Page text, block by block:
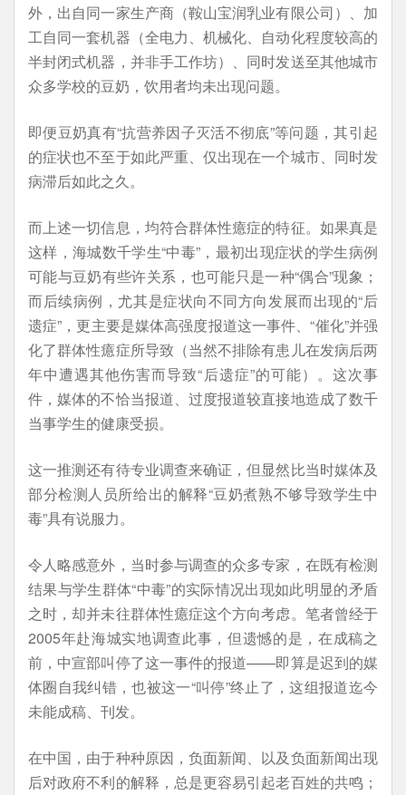
外，出自同一家生产商（鞍山宝润乳业有限公司）、加
工自同一套机器（全电力、机械化、自动化程度较高的
半封闭式机器，并非手工作坊）、同时发送至其他城市
众多学校的豆奶，饮用者均未出现问题。
即便豆奶真有“抗营养因子灭活不彻底”等问题，其引起
的症状也不至于如此严重、仅出现在一个城市、同时发
病滞后如此之久。
而上述一切信息，均符合群体性癔症的特征。如果真是
这样，海城数千学生“中毒”，最初出现症状的学生病例
可能与豆奶有些许关系，也可能只是一种“偶合”现象；
而后续病例，尤其是症状向不同方向发展而出现的“后
遗症”，更主要是媒体高强度报道这一事件、“催化”并强
化了群体性癔症所导致（当然不排除有患儿在发病后两
年中遭遇其他伤害而导致“后遗症”的可能）。这次事
件，媒体的不恰当报道、过度报道较直接地造成了数千
当事学生的健康受损。
这一推测还有待专业调查来确证，但显然比当时媒体及
部分检测人员所给出的解释“豆奶煮熟不够导致学生中
毒”具有说服力。
令人略感意外，当时参与调查的众多专家，在既有检测
结果与学生群体“中毒”的实际情况出现如此明显的矛盾
之时，却并未往群体性癔症这个方向考虑。笔者曾经于
2005年赴海城实地调查此事，但遗憾的是，在成稿之
前，中宣部叫停了这一事件的报道——即算是迟到的媒
体圈自我纠错，也被这一“叫停”终止了，这组报道迄今
未能成稿、刊发。
在中国，由于种种原因，负面新闻、以及负面新闻出现
后对政府不利的解释，总是更容易引起老百姓的共鸣；